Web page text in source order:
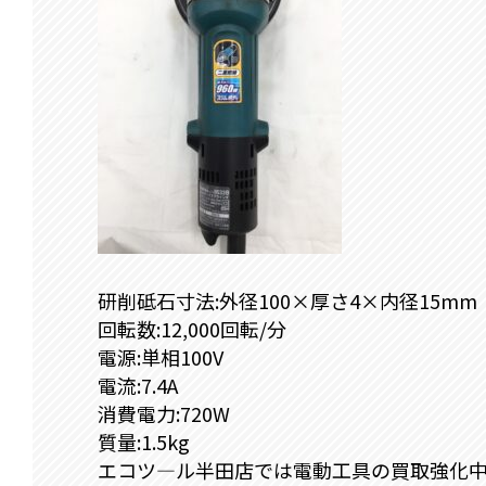
研削砥石寸法:外径100×厚さ4×内径15mm
回転数:12,000回転/分
電源:単相100V
電流:7.4A
消費電力:720W
質量:1.5kg
エコツ―ル半田店では電動工具の買取強化